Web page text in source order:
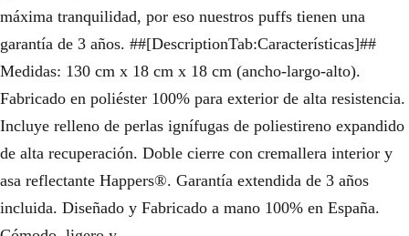
máxima tranquilidad, por eso nuestros puffs tienen una
garantía de 3 años. ##[DescriptionTab:Características]##
Medidas: 130 cm x 18 cm x 18 cm (ancho-largo-alto).
Fabricado en poliéster 100% para exterior de alta resistencia.
Incluye relleno de perlas ignífugas de poliestireno expandido
de alta recuperación. Doble cierre con cremallera interior y
asa reflectante Happers®. Garantía extendida de 3 años
incluida. Diseñado y Fabricado a mano 100% en España.